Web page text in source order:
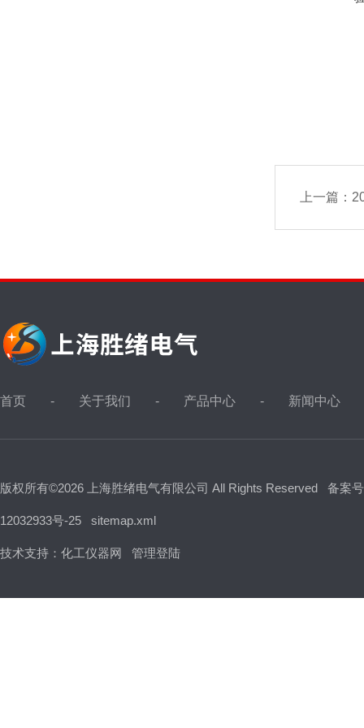
上一篇：
首页 关于我们 产品中心 新闻中心
版权所有©2026 上海胜绪电气有限公司 All Rights Reserved 备案
12032933号-25 sitemap.xml
技术支持： 化工仪器网 管理登陆